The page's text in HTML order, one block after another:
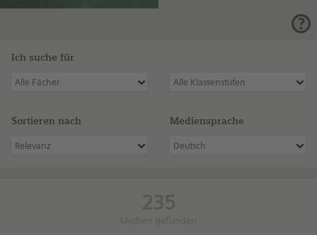
Ich suche für
Alle Fächer Alle Klassenstufen
Sortieren nach
Relevanz
Mediensprache
Deutsch
235
Medien gefunden